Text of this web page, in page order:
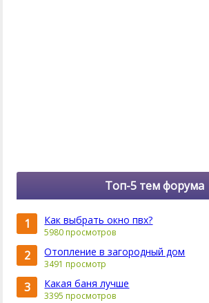
Топ-5 тем форума
1 Как выбрать окно пвх?
5980 просмотров
2 Отопление в загородный дом
3491 просмотр
3 Какая баня лучше
3395 просмотров